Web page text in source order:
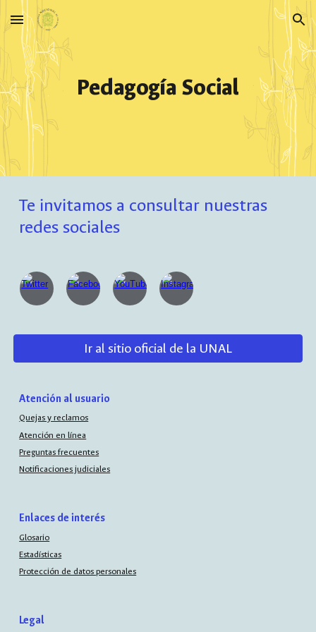
Skip to main content Skip to navigation
Pedagogía Social
Te invitamos a consultar nuestras
redes sociales
Ir al sitio oficial de la UNAL
Atención al usuario
Quejas y reclamos
Atención en línea
Preguntas frecuentes
Notificaciones judiciales
Enlaces de interés
Glosario
Estadísticas
Protección de datos personales
Legal